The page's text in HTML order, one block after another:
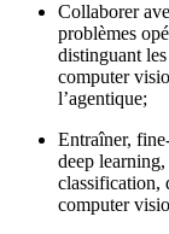
Collaborer
problèmes
distinguant
computer
l’agentique;
Entraîner,
deep learning,
classification,
computer